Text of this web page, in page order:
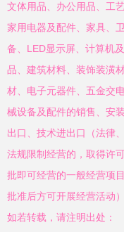
文体用品、办公用品、工
家用电器及配件、家具、
备、LED显示屏、计算机
品、建筑材料、装饰装潢
材、电子元器件、五金交
械设备及配件的销售、安
出口、技术进出口（法律
法规限制经营的，取得许
批即可经营的一般经营项
批准后方可开展经营活动）
如若转载，请注明出处：